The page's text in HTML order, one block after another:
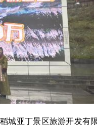
城亚丁景区旅游开发有